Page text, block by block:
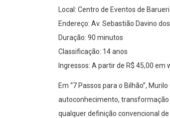
Local: Centro de Eventos de Barueri
Endereço: Av. Sebastião Davino
Duração: 90 minutos
Classificação: 14 anos
Ingressos: A partir de R$ 45,00
Em “7 Passos para o Bilhão”,
autoconhecimento,
qualquer definição convencional